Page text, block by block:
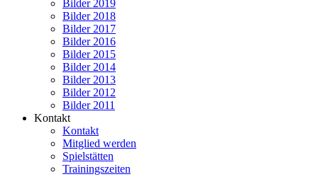
Bilder 2019
Bilder 2018
Bilder 2017
Bilder 2016
Bilder 2015
Bilder 2014
Bilder 2013
Bilder 2012
Bilder 2011
Kontakt
Kontakt
Mitglied werden
Spielstätten
Trainingszeiten